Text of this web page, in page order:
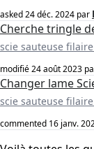
asked24 déc. 2024 par
Cherche tringle
scie sauteuse filaire
modifié24 août 2023
Changer lame
scie sauteuse filaire
commented 16 janv.